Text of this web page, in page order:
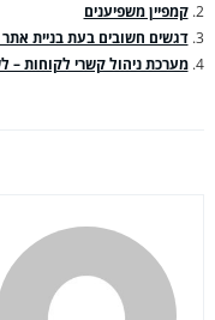
קמפיין משפיענים
דגשים חשובים בעת בניית אתר
מערכת ניהול קשרי לקוחות –